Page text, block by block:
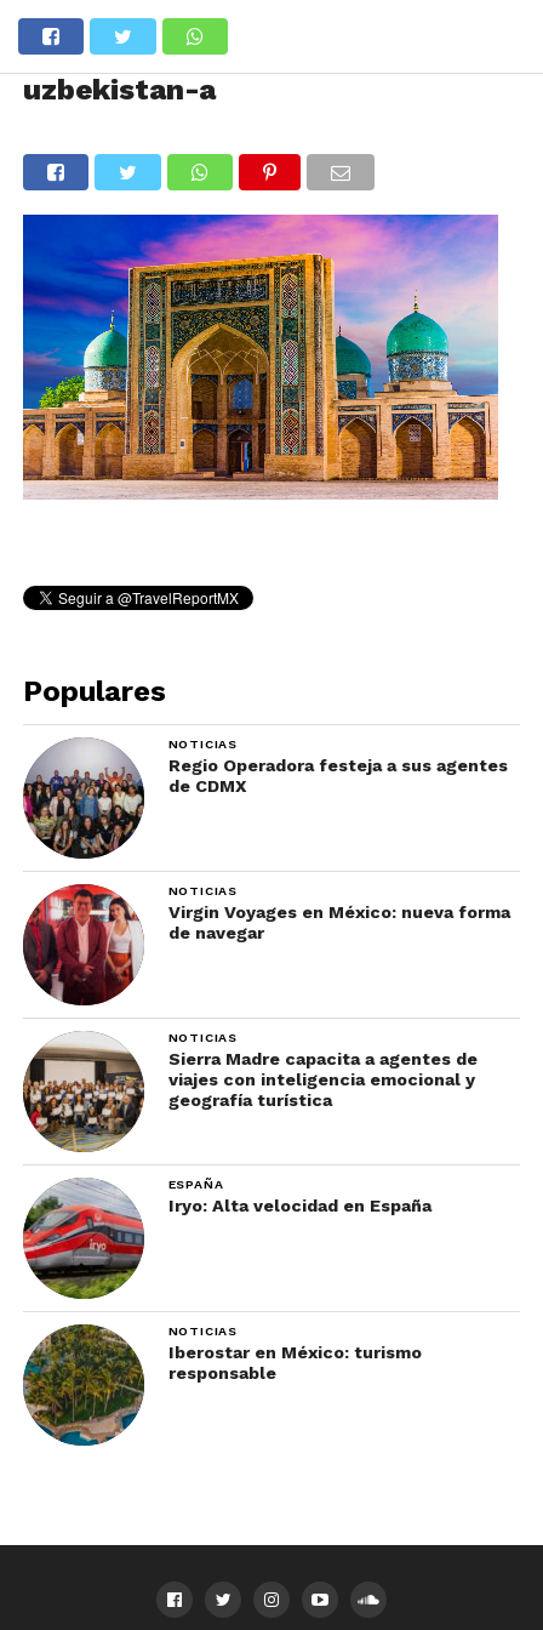
uzbekistan-a
Populares
NOTICIAS
Regio Operadora festeja a sus agentes
de CDMX
NOTICIAS
Virgin Voyages en México: nueva forma
de navegar
NOTICIAS
Sierra Madre capacita a agentes de
viajes con inteligencia emocional y
geografía turística
ESPAÑA
Iryo: Alta velocidad en España
NOTICIAS
Iberostar en México: turismo
responsable